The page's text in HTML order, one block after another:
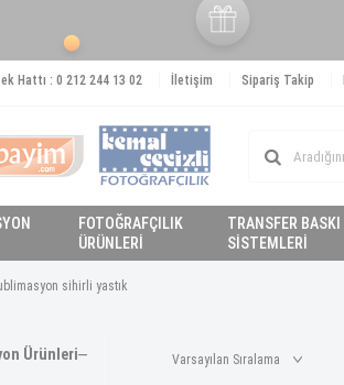
Hattı : 0 212 244 13 02 İletişim Sipariş Takip
FOTOĞRAFÇILIK
ÜRÜNLERİ
TRANSFER BASKI
SİSTEMLERİ
sihirli yastık
Ürünleri